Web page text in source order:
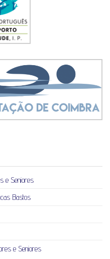
e Seniores
Bastos
e Seniores